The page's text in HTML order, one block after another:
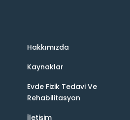
Hakkımızda
Kaynaklar
Evde Fizik Tedavi Ve
Rehabilitasyon
İletişim